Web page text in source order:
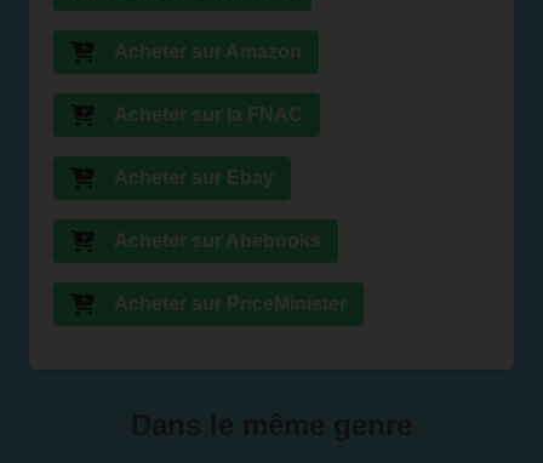
Acheter sur Amazon
Acheter sur la FNAC
Acheter sur Ebay
Acheter sur Abebooks
Acheter sur PriceMinister